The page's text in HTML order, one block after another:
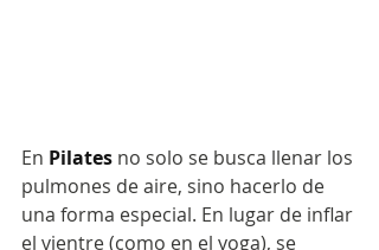
En Pilates no solo se busca llenar los
pulmones de aire, sino hacerlo de
una forma especial. En lugar de inflar
el vientre (como en el yoga), se